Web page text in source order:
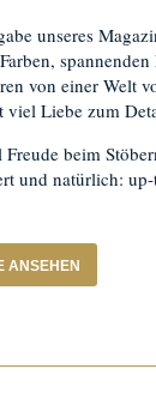
unseres
von einer Welt
Liebe zum
beim
und natürlich:
ANSEHEN